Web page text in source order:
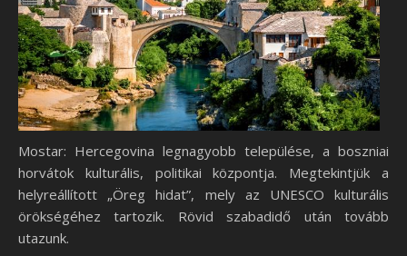
Mostar: Hercegovina legnagyobb települése, a boszniai
horvátok kulturális, politikai központja. Megtekintjük a
helyreállított „Öreg hidat”, mely az UNESCO kulturális
örökségéhez tartozik. Rövid szabadidő után tovább
utazunk.